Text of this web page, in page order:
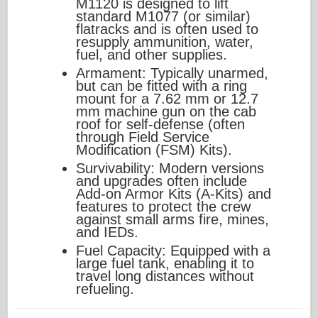
M1120 is designed to lift
standard M1077 (or similar)
flatracks and is often used to
resupply ammunition, water,
fuel, and other supplies.
Armament: Typically unarmed,
but can be fitted with a ring
mount for a 7.62 mm or 12.7
mm machine gun on the cab
roof for self-defense (often
through Field Service
Modification (FSM) Kits).
Survivability: Modern versions
and upgrades often include
Add-on Armor Kits (A-Kits) and
features to protect the crew
against small arms fire, mines,
and IEDs.
Fuel Capacity: Equipped with a
large fuel tank, enabling it to
travel long distances without
refueling.